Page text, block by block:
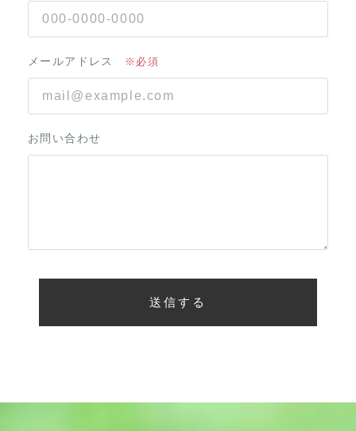
メールアドレス
お問い合わせ